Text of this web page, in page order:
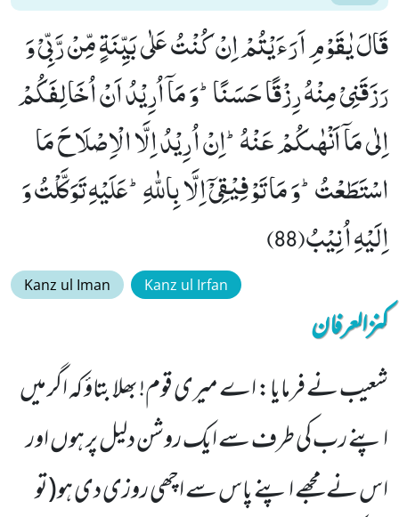
قَالَ یٰقَوْمِ اَرَءَیْتُمْ اِنْ كُنْتُ عَلٰى بَیِّنَةٍ مِّنْ رَّبِّیْ وَ
رَزَقَنِیْ مِنْهُ رِزْقًا حَسَنًاؕ-وَ مَاۤ اُرِیْدُ اَنْ اُخَالِفَكُمْ
اِلٰى مَاۤ اَنْهٰىكُمْ عَنْهُؕ-اِنْ اُرِیْدُ اِلَّا الْاِصْلَاحَ مَا
اسْتَطَعْتُؕ-وَ مَا تَوْفِیْقِیْۤ اِلَّا بِاللّٰهِؕ-عَلَیْهِ تَوَكَّلْتُ وَ
اِلَیْهِ اُنِیْبُ(88)
Kanz ul Iman Kanz ul Irfan
کنزالعرفان
شعیب نے فرمایا: اے میری قوم! بھلا بتاؤ کہ اگر میں
اپنے رب کی طرف سے ایک روشن دلیل پر ہوں اور
اس نے مجھے اپنے پاس سے اچھی روزی دی ہو(تو